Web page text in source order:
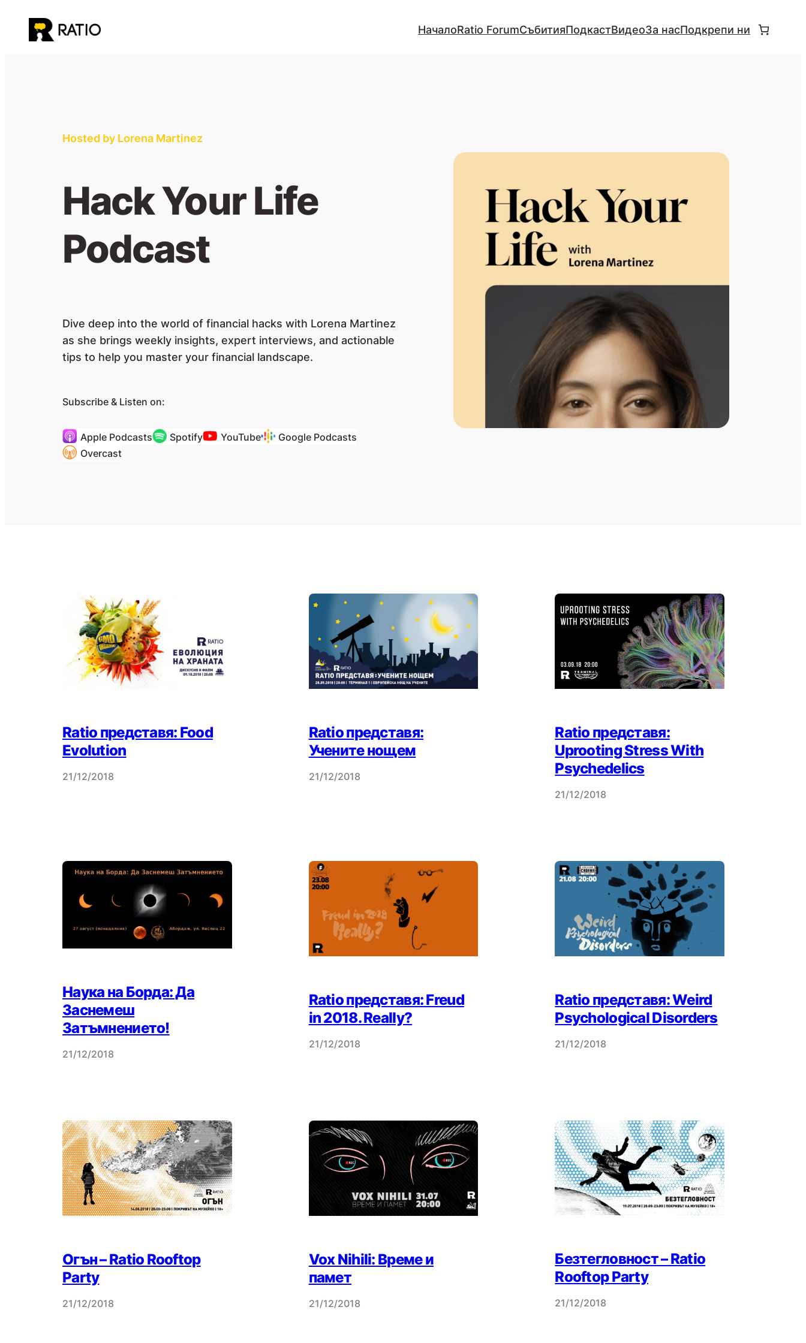
съдържанието
НачалоRatio ForumСъбитияПодкастВидеоЗа насПодкрепи ни
Hosted by Lorena Martinez
Hack Your Life
Podcast
Dive deep into the world of financial hacks with Lorena Martinez
as she brings weekly insights, expert interviews, and actionable
tips to help you master your financial landscape.
Subscribe & Listen on:
Apple Podcasts Spotify YouTube
Google Podcasts
Overcast
Ratio представя: Food
Evolution
21/12/2018
Ratio представя:
Учените нощем
21/12/2018
Ratio представя:
Uprooting Stress With
Psychedelics
21/12/2018
Наука на Борда: Да
Заснемеш
Затъмнението!
21/12/2018
Ratio представя: Freud
in 2018. Really?
21/12/2018
Ratio представя: Weird
Psychological Disorders
21/12/2018
Огън – Ratio Rooftop
Party
21/12/2018
Vox Nihili: Време и
памет
21/12/2018
Безтегловност – Ratio
Rooftop Party
21/12/2018